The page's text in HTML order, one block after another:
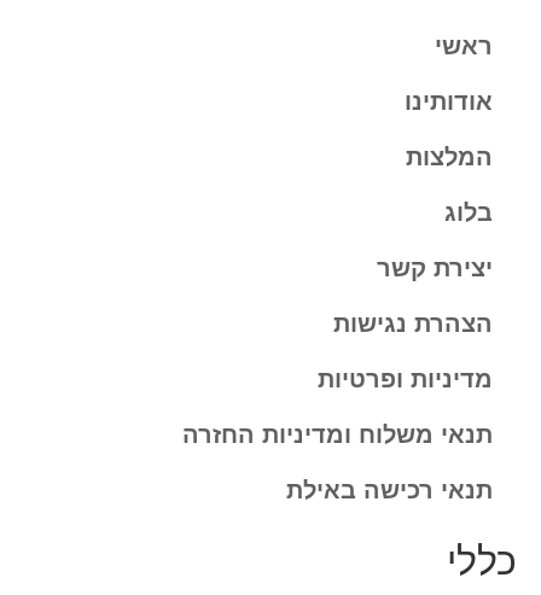
ראשי
אודותינו
המלצות
בלוג
יצירת קשר
הצהרת נגישות
מדיניות ופרטיות
תנאי משלוח ומדיניות החזרה
תנאי רכישה באילת
כללי